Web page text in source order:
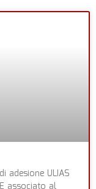
adesione ULIAS